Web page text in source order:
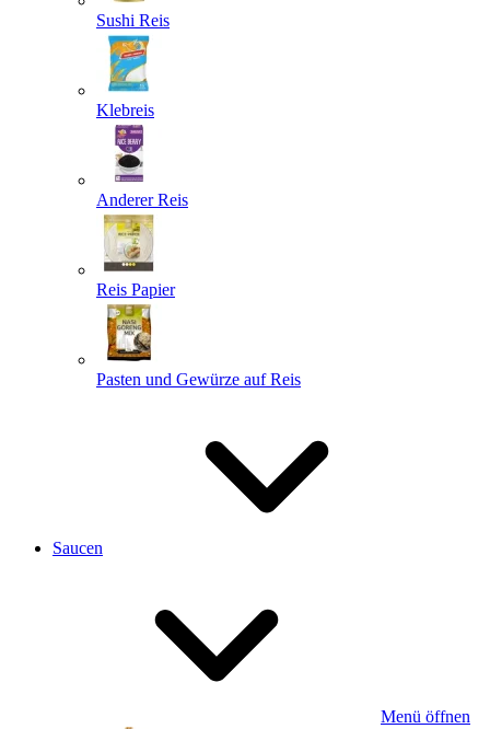
Sushi Reis
Klebreis
Anderer Reis
Reis Papier
Pasten und Gewürze auf Reis
Saucen
Menü öffnen